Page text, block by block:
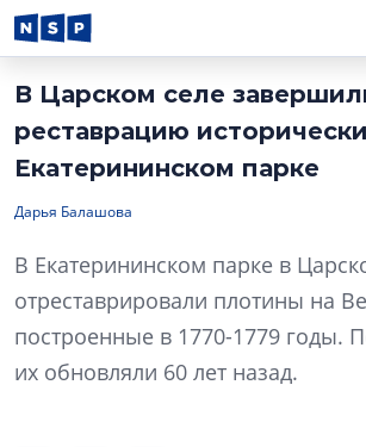
В Царском селе
реставрацию
Екатерининском парке
Дарья Балашова
В Екатерининском парке в
отреставрировали плотины на
построенные в 1770-1779 годы.
их обновляли 60 лет назад.